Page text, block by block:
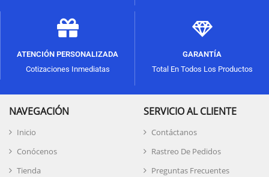
ATENCIÓN PERSONALIZADA
Cotizaciones Inmediatas
GARANTÍA
Total En Todos Los Productos
NAVEGACIÓN
Inicio
Conócenos
Tienda
SERVICIO AL CLIENTE
Contáctanos
Rastreo De Pedidos
Preguntas Frecuentes